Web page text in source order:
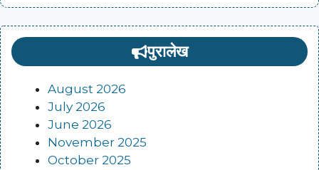
पुरालेख
August 2026
July 2026
June 2026
November 2025
October 2025